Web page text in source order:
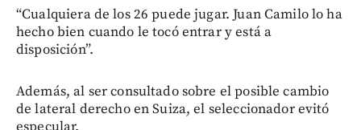
“Cualquiera de los 26 puede jugar. Juan Camilo lo ha
hecho bien cuando le tocó entrar y está a
disposición”.
Además, al ser consultado sobre el posible cambio
de lateral derecho en Suiza, el seleccionador evitó